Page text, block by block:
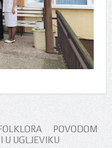
POVODOM
U UGLJEVIKU